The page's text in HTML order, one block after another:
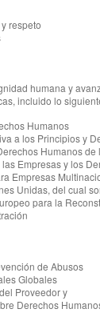
respeto
humana y
incluido lo
Humanos
a los Principios y
Humanos
Empresas y los
Empresas
Unidas, del cual
para la
de Abusos
Globales
Proveedor y
Derechos